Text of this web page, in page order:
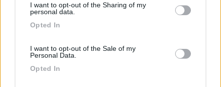
not limited to your visit or usage behaviour. You may click to
use your data for below specified purposes in below Google
I want to opt-out of the Sharing of my
personal data.
Opted In
I want to opt-out of the Sale of my
Personal Data.
Opted In
hifimania
13
Si scusate 400cc. Mi sembrano troppi, non mi sembrava
dopo aver fatto 5000km. E ora dopo 1000km lo trovo di nuovo